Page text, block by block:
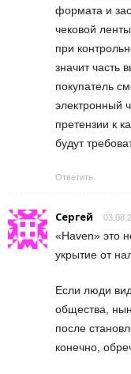
формата и
чековой
при
значит часть
покупатель
электронный
претензии к
будут
Ответить
Сергей
«Haven» это
укрытие от
Если люди
общества,
после
конечно,